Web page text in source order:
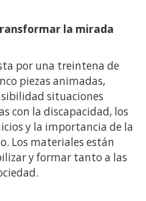
la mirada
por una treintena de
piezas animadas,
situaciones
con la discapacidad, los
y la importancia de la
Los materiales están
y formar tanto a las